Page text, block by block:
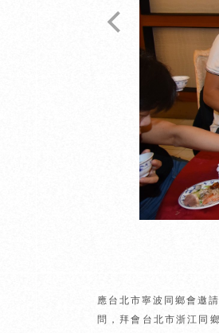
應台北市寧波同鄉會邀
問，拜會台北市浙江同